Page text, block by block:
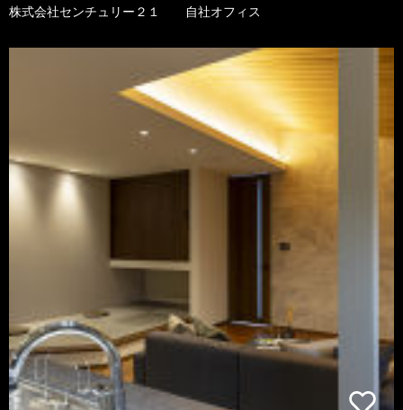
株式会社センチュリー２１ 自社オフィス